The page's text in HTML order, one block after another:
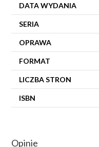
DATA WYDANIA
SERIA
OPRAWA
FORMAT
LICZBA STRON
ISBN
Opinie